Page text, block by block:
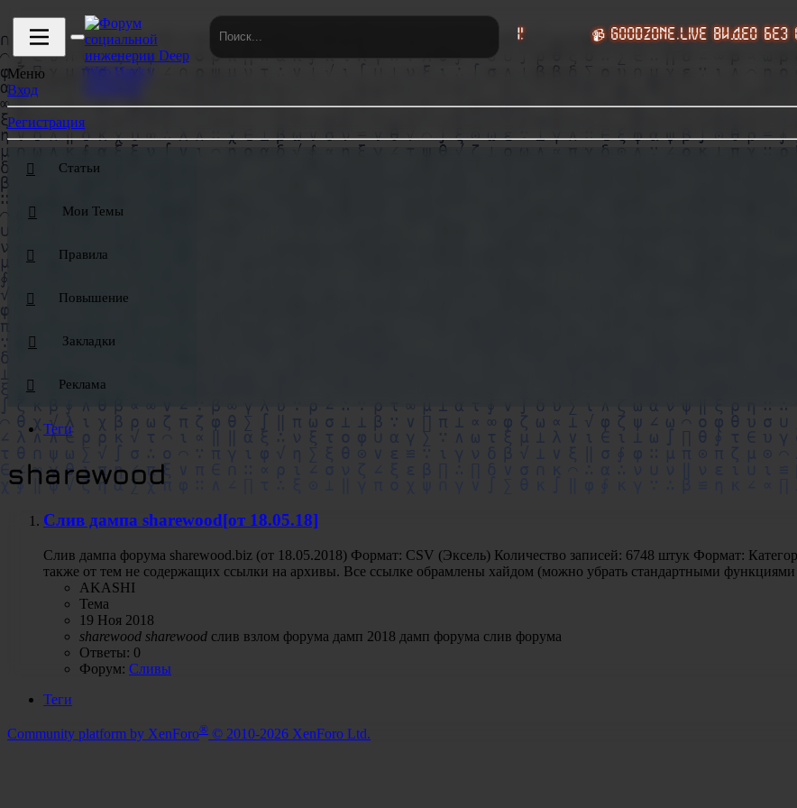
GENERATOR 3.0 ⚙ | ОТРИСОВЩИКИ БОЛЬШЕ НЕ НУЖНЫ! 📹 GoodZone.live видео без смс
Меню
Вход
Регистрация
Статьи
Мои Темы
Правила
Повышение
Закладки
Реклама
Теги
sharewood
Слив дампа sharewood[от 18.05.18]
Cлив дампа форума sharewood.biz (от 18.05.2018) Формат: CSV (Эксель) Количество записей: 6748 штук Формат:
также от тем не содержащих ссылки на архивы. Все ссылке обрамлены хайдом (можно убрать стандартными функциями
AKASHI
Тема
19 Ноя 2018
sharewood sharewood слив взлом форума дамп 2018 дамп форума слив форума
Ответы: 0
Форум: Сливы
Теги
Community platform by XenForo® © 2010-2026 XenForo Ltd.